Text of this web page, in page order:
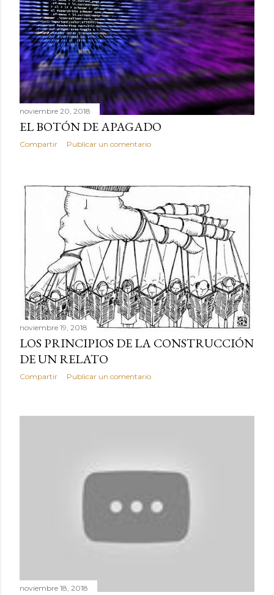
noviembre 20, 2018
EL BOTÓN DE APAGADO
Compartir Publicar un comentario
noviembre 19, 2018
LOS PRINCIPIOS DE LA CONSTRUCCIÓN
DE UN RELATO
Compartir Publicar un comentario
noviembre 18, 2018